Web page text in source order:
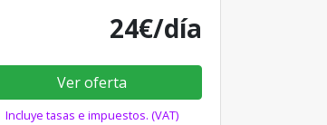
24€/día
Ver oferta
Incluye tasas e impuestos. (VAT)